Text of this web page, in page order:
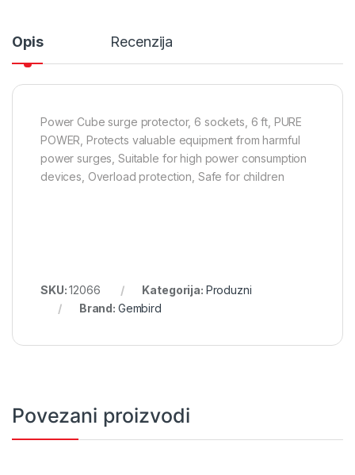
Opis Recenzija
Power Cube surge protector, 6 sockets, 6 ft, PURE
POWER, Protects valuable equipment from harmful
power surges, Suitable for high power consumption
devices, Overload protection, Safe for children
SKU:12066 Kategorija: Produzni
Brand: Gembird
Povezani proizvodi